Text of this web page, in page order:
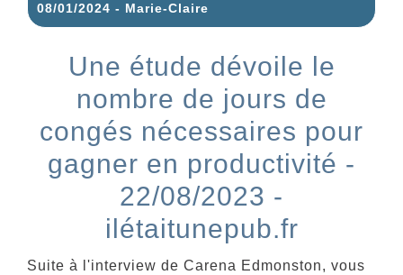
08/01/2024 - Marie-Claire
Une étude dévoile le
nombre de jours de
congés nécessaires pour
gagner en productivité -
22/08/2023 -
ilétaitunepub.fr
Suite à l'interview de Carena Edmonston, vous